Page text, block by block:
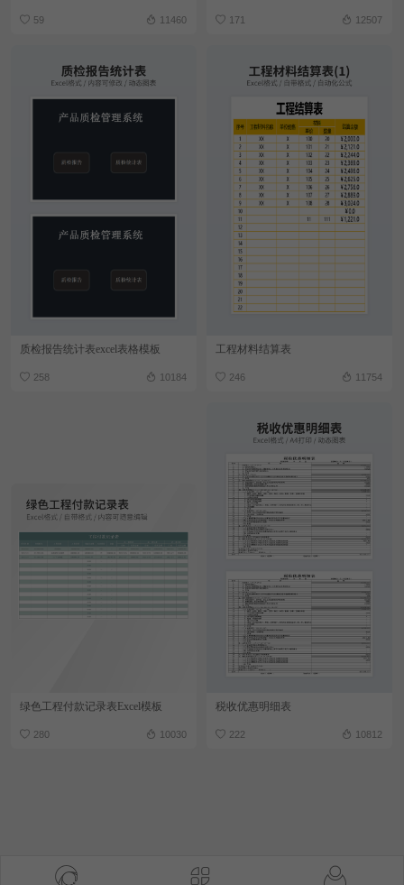
59 11460 171 12507
质检报告统计表excel表格模板
258 10184
工程材料结算表
246 11754
绿色工程付款记录表Excel模板
280 10030
税收优惠明细表
222 10812